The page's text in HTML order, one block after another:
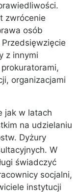
zwrócenie
osób
z innymi
organizacjami
jak w latach
na udzielaniu
Dyżury
W
świadczyć
socjalni,
instytucji